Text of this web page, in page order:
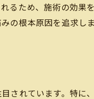
るため、施術の効果
の根本原因を追求し
されています。特に